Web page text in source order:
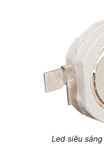
Led siêu sáng